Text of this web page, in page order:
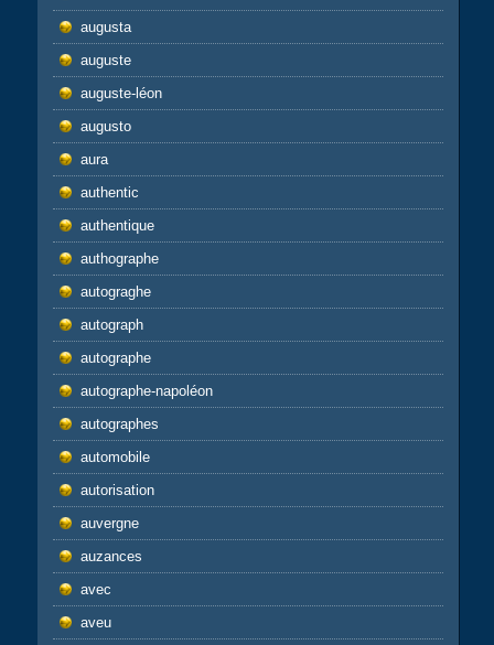
augusta
auguste
auguste-léon
augusto
aura
authentic
authentique
authographe
autograghe
autograph
autographe
autographe-napoléon
autographes
automobile
autorisation
auvergne
auzances
avec
aveu